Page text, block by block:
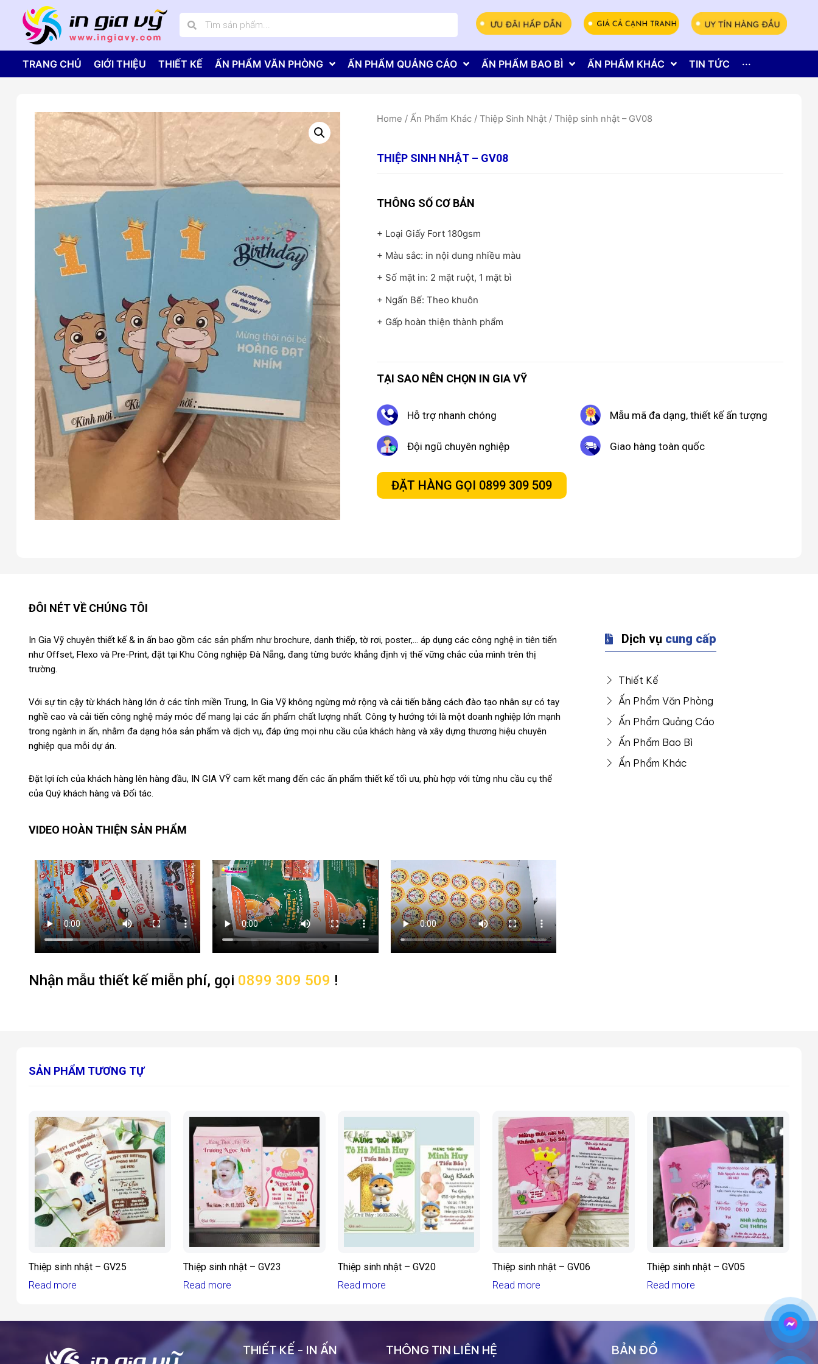
TRANG CHỦ GIỚI THIỆU THIẾT KẾ ẤN PHẨM VĂN PHÒNG ẤN PHẨM QUẢNG CÁO ẤN PHẨM BAO BÌ ẤN PHẨM KHÁC TIN TỨC ···
Home /Ấn Phẩm Khác /Thiệp Sinh Nhật / Thiệp sinh nhật – GV08
THIỆP SINH NHẬT – GV08
THÔNG SỐ CƠ BẢN
+ Loại Giấy Fort 180gsm
+ Màu sắc: in nội dung nhiều màu
+ Số mặt in: 2 mặt ruột, 1 mặt bì
+ Ngấn Bế: Theo khuôn
+ Gấp hoàn thiện thành phẩm
TẠI SAO NÊN CHỌN IN GIA VỸ
Hỗ trợ nhanh chóng Mẫu mã đa dạng, thiết kế ấn tượng
Đội ngũ chuyên nghiệp Giao hàng toàn quốc
ĐẶT HÀNG GỌI 0899 309 509
ĐÔI NÉT VỀ CHÚNG TÔI
In Gia Vỹ chuyên thiết kế & in ấn bao gồm các sản phẩm như brochure, danh thiếp, tờ rơi, poster,... áp dụng các công nghệ in tiên tiến
như Offset, Flexo và Pre-Print, đặt tại Khu Công nghiệp Đà Nẵng, đang từng bước khẳng định vị thế vững chắc của mình trên thị
trường.
Với sự tin cậy từ khách hàng lớn ở các tỉnh miền Trung, In Gia Vỹ không ngừng mở rộng và cải tiến bằng cách đào tạo nhân sự có tay
nghề cao và cải tiến công nghệ máy móc để mang lại các ấn phẩm chất lượng nhất. Công ty hướng tới là một doanh nghiệp lớn mạnh
trong ngành in ấn, nhằm đa dạng hóa sản phẩm và dịch vụ, đáp ứng mọi nhu cầu của khách hàng và xây dựng thương hiệu chuyên
nghiệp qua mỗi dự án.
Đặt lợi ích của khách hàng lên hàng đầu, IN GIA VỸ cam kết mang đến các ấn phẩm thiết kế tối ưu, phù hợp với từng nhu cầu cụ thể
của Quý khách hàng và Đối tác.
VIDEO HOÀN THIỆN SẢN PHẨM
Nhận mẫu thiết kế miễn phí, gọi 0899 309 509 !
Dịch vụ cung cấp
Thiết Kế
Ấn Phẩm Văn Phòng
Ấn Phẩm Quảng Cáo
Ấn Phẩm Bao Bì
Ấn Phẩm Khác
SẢN PHẨM TƯƠNG TỰ
Thiệp sinh nhật – GV25
Read more
Thiệp sinh nhật – GV23
Read more
Thiệp sinh nhật – GV20
Read more
Thiệp sinh nhật – GV06
Read more
Thiệp sinh nhật – GV05
Read more
THIẾT KẾ - IN ẤN THÔNG TIN LIÊN HỆ BẢN ĐỒ